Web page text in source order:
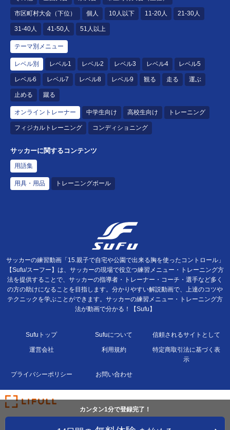
市区町村大会（下位） 個人 10人以下 11-20人 21-30人
31-40人 41-50人 51人以上
テーマ別メニュー
レベル別 レベル1 レベル2 レベル3 レベル4 レベル5
レベル6 レベル7 レベル8 レベル9 観る 走る 運ぶ
止める 蹴る
オンライントレーナー 中学生向け 高校生向け トレーニング
フィジカルトレーニング コンディショニング
サッカーに関するコンテンツ
用語集
用具・用品 トレーニングボール
カンタン1分で登録完了！
サッカーの練習動画「15.親子で自宅や公園で出来る胸を使ったコントロール」
【Sufu/スーフー】は、サッカーの現場で役立つ練習メニュー・トレーニング方
法を提供することで、サッカーの指導者・トレーナー・コーチ・選手など多く
の方の助けになることを目指します。分かりやすい解説動画で、上達のコツや
テクニックを学ぶことができます。サッカーの練習メニュー・トレーニング方
法が動画で分かる！【Sufu】
Sufuトップ Sufuについて 信頼されるサイトとして
運営会社 利用規約
特定商取引法に基づく表
示
プライバシーポリシー お問い合わせ